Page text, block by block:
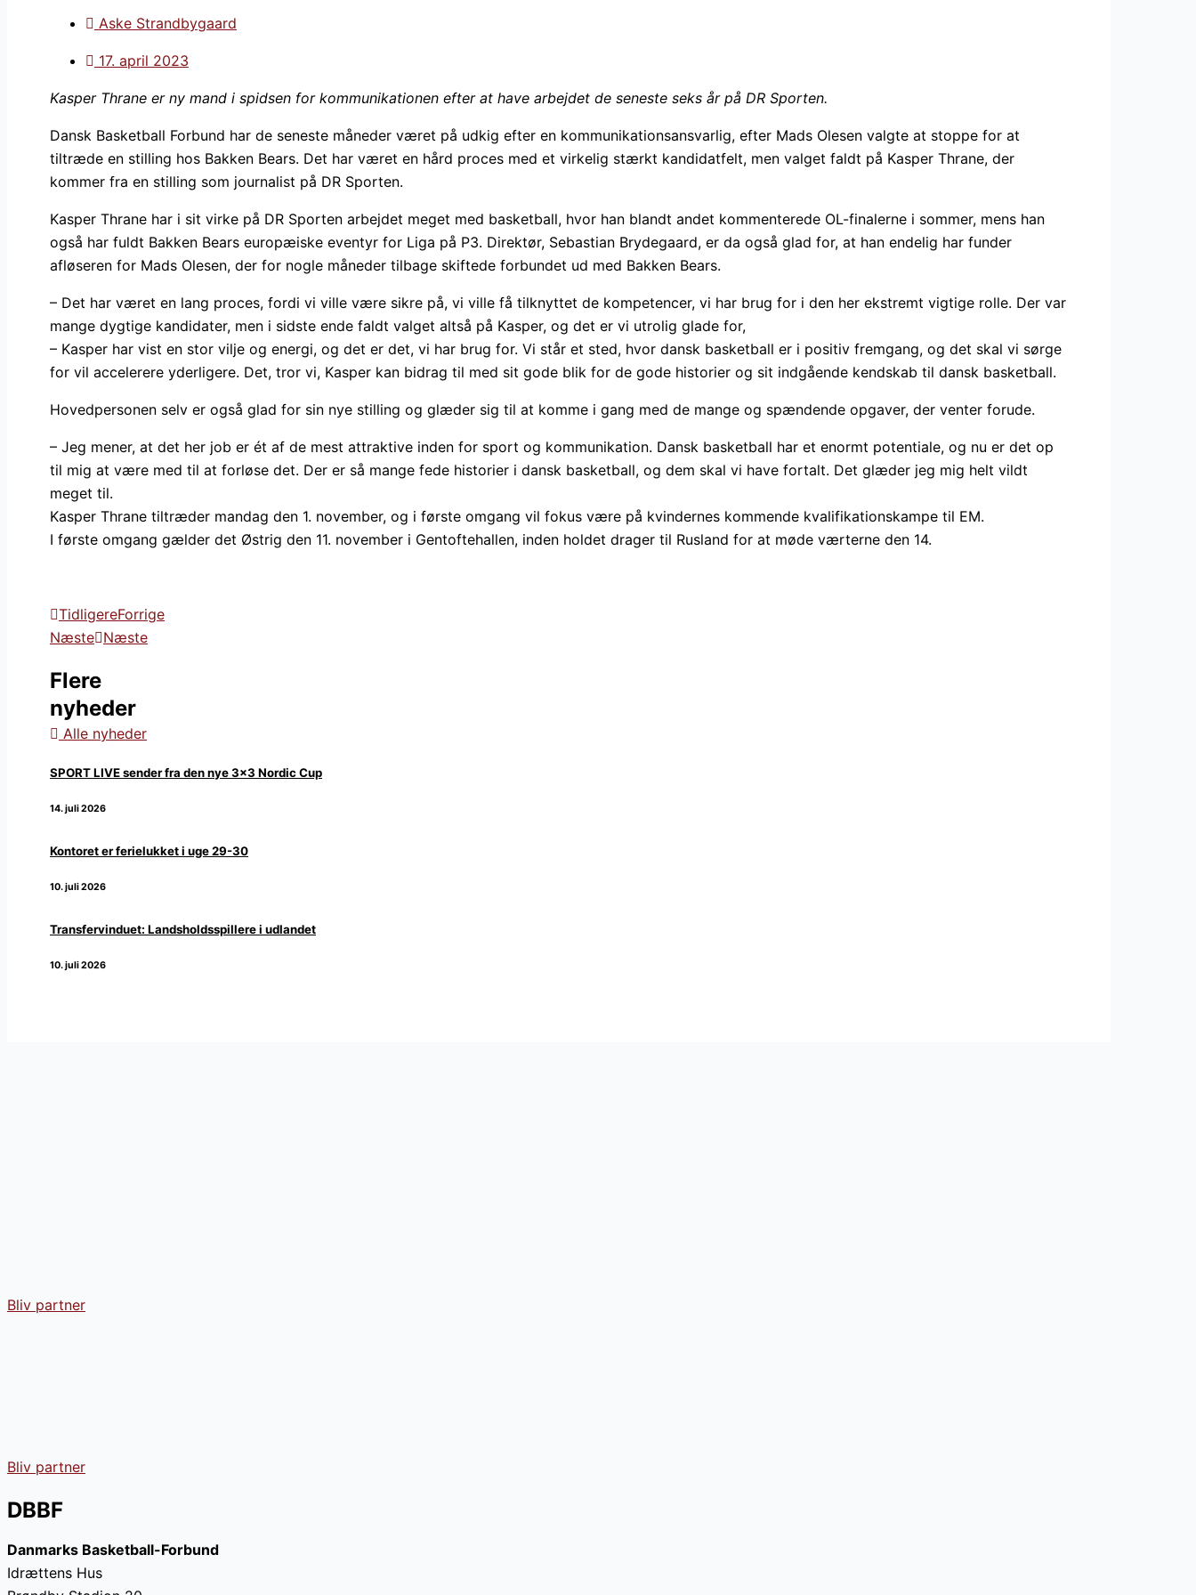
Aske Strandbygaard
17. april 2023
Kasper Thrane er ny mand i spidsen for kommunikationen efter at have arbejdet de seneste seks år på DR Sporten.
Dansk Basketball Forbund har de seneste måneder været på udkig efter en kommunikationsansvarlig, efter Mads Olesen valgte at stoppe for at
tiltræde en stilling hos Bakken Bears. Det har været en hård proces med et virkelig stærkt kandidatfelt, men valget faldt på Kasper Thrane, der
kommer fra en stilling som journalist på DR Sporten.
Kasper Thrane har i sit virke på DR Sporten arbejdet meget med basketball, hvor han blandt andet kommenterede OL-finalerne i sommer, mens han
også har fuldt Bakken Bears europæiske eventyr for Liga på P3. Direktør, Sebastian Brydegaard, er da også glad for, at han endelig har funder
afløseren for Mads Olesen, der for nogle måneder tilbage skiftede forbundet ud med Bakken Bears.
– Det har været en lang proces, fordi vi ville være sikre på, vi ville få tilknyttet de kompetencer, vi har brug for i den her ekstremt vigtige rolle. Der var
mange dygtige kandidater, men i sidste ende faldt valget altså på Kasper, og det er vi utrolig glade for,
– Kasper har vist en stor vilje og energi, og det er det, vi har brug for. Vi står et sted, hvor dansk basketball er i positiv fremgang, og det skal vi sørge
for vil accelerere yderligere. Det, tror vi, Kasper kan bidrag til med sit gode blik for de gode historier og sit indgående kendskab til dansk basketball.
Hovedpersonen selv er også glad for sin nye stilling og glæder sig til at komme i gang med de mange og spændende opgaver, der venter forude.
– Jeg mener, at det her job er ét af de mest attraktive inden for sport og kommunikation. Dansk basketball har et enormt potentiale, og nu er det op
til mig at være med til at forløse det. Der er så mange fede historier i dansk basketball, og dem skal vi have fortalt. Det glæder jeg mig helt vildt
meget til.
Kasper Thrane tiltræder mandag den 1. november, og i første omgang vil fokus være på kvindernes kommende kvalifikationskampe til EM.
I første omgang gælder det Østrig den 11. november i Gentoftehallen, inden holdet drager til Rusland for at møde værterne den 14.
TidligereForrige
Næste Næste
Flere
nyheder
Alle nyheder
SPORT LIVE sender fra den nye 3×3 Nordic Cup
14. juli 2026
Kontoret er ferielukket i uge 29-30
10. juli 2026
Transfervinduet: Landsholdsspillere i udlandet
10. juli 2026
Bliv partner
Bliv partner
DBBF
Danmarks Basketball-Forbund
Idrættens Hus